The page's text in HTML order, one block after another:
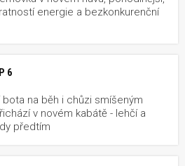
energie a bezkonkurenční
6
bota na běh i chůzi smíšeným
v novém kabátě - lehčí a
předtím